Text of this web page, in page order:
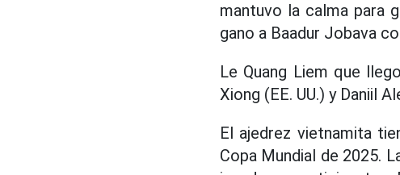
mantuvo la calma para
gano a Baadur Jobava
Le Quang Liem que
Xiong (EE. UU.) y Daniil
El ajedrez vietnamita
Copa Mundial de 2025.